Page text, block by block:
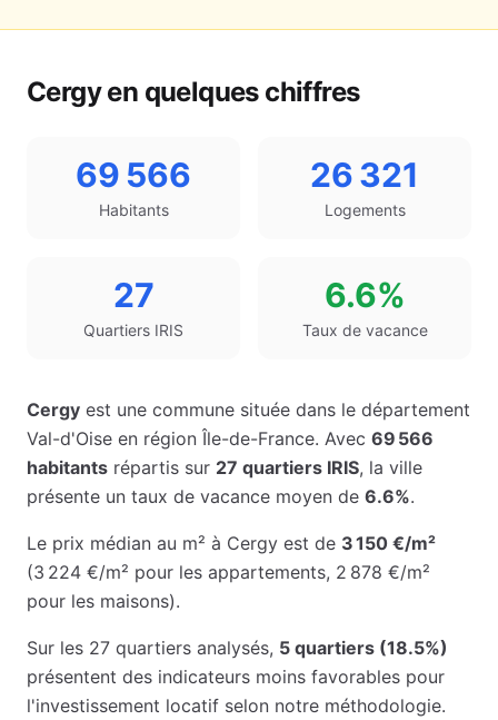
Cergyen quelques chiffres
69 566
Habitants
26 321
Logements
27
Quartiers IRIS
6.6%
Taux de vacance
Cergy est une commune située dans le département
Val-d'Oise en région Île-de-France. Avec 69 566
habitants répartis sur 27 quartiers IRIS, la ville
présente un taux de vacance moyen de 6.6%.
Le prix médian au m² à Cergy est de 3 150 €/m²
(3 224 €/m² pour les appartements, 2 878 €/m²
pour les maisons).
Sur les 27 quartiers analysés, 5 quartiers (18.5%)
présentent des indicateurs moins favorables pour
l'investissement locatif selon notre méthodologie.